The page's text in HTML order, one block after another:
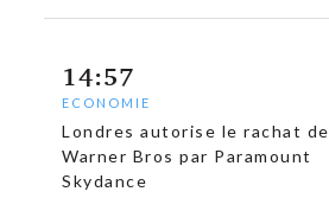
14:57
ECONOMIE
Londres autorise le rachat de
Warner Bros par Paramount
Skydance